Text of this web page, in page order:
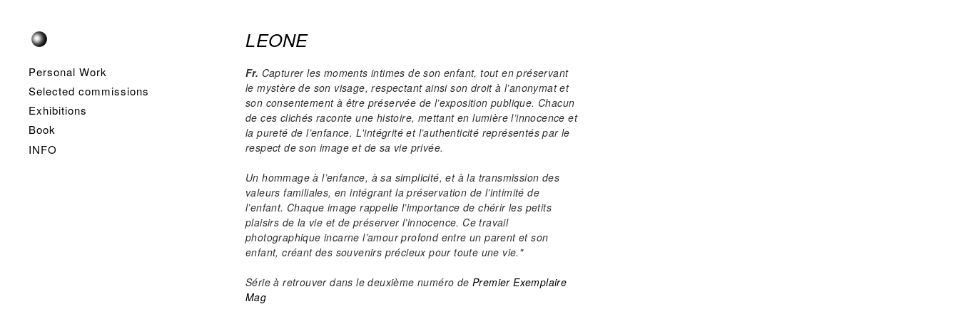
Personal Work
Selected commissions
Exhibitions
Book
INFO
LEONE
Fr. Capturer les moments intimes de son enfant, tout en préservant
le mystère de son visage, respectant ainsi son droit à l’anonymat et
son consentement à être préservée de l’exposition publique. Chacun
de ces clichés raconte une histoire, mettant en lumière l’innocence et
la pureté de l’enfance. L'intégrité et l’authenticité représentés par le
respect de son image et de sa vie privée.
Un hommage à l’enfance, à sa simplicité, et à la transmission des
valeurs familiales, en intégrant la préservation de l’intimité de
l’enfant. Chaque image rappelle l’importance de chérir les petits
plaisirs de la vie et de préserver l’innocence. Ce travail
photographique incarne l’amour profond entre un parent et son
enfant, créant des souvenirs précieux pour toute une vie."
Série à retrouver dans le deuxième numéro de Premier Exemplaire
Mag